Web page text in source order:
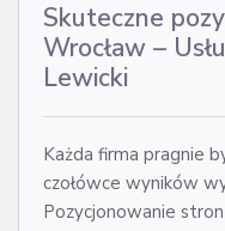
Skuteczne
Wrocław –
Lewicki
Każda firma pragnie
czołówce wyników
Pozycjonowanie